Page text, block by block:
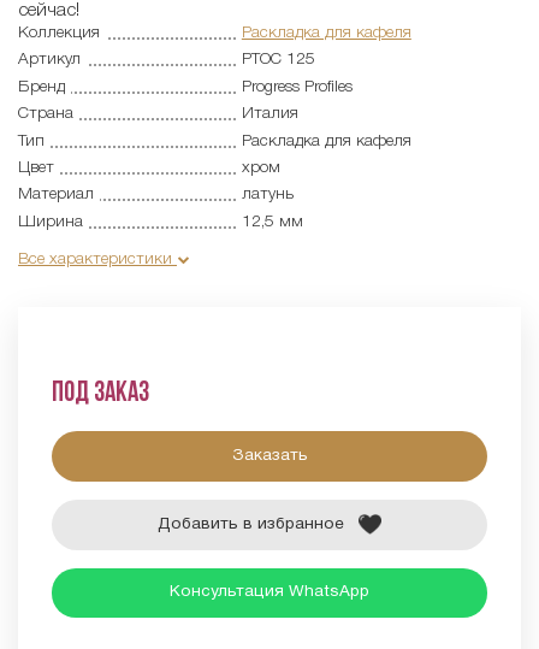
сейчас!
Коллекция
Раскладка для кафеля
Артикул
PTOC 125
Бренд
Progress Profiles
Страна
Италия
Тип
Раскладка для кафеля
Цвет
хром
Материал
латунь
Ширина
12,5 мм
Все характеристики
Под заказ
Заказать
Добавить в избранное
Консультация WhatsApp